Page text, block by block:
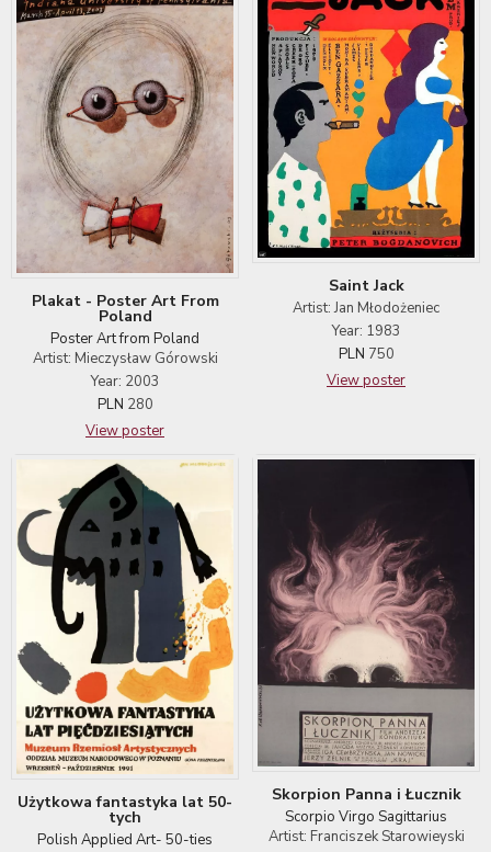
Plakat - Poster Art From
Poland
Poster Art from Poland
Artist: Mieczysław Górowski
Year: 2003
PLN 280
View poster
Saint Jack
Artist: Jan Młodożeniec
Year: 1983
PLN 750
View poster
Użytkowa fantastyka lat 50-
tych
Polish Applied Art- 50-ties
Skorpion Panna i Łucznik
Scorpio Virgo Sagittarius
Artist: Franciszek Starowieyski